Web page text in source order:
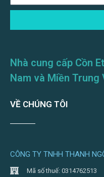
Nhà cung cấp Cồn
Nam và Miền Trung
VỀ CHÚNG TÔI
CÔNG TY TNHH THANH
Mã số thuế: 0314762513